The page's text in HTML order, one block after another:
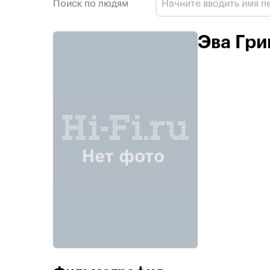
Поиск по людям
Эва